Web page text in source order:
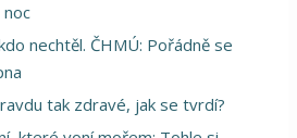
nechtěl. ČHMÚ: Pořádně se
tak zdravé, jak se tvrdí?